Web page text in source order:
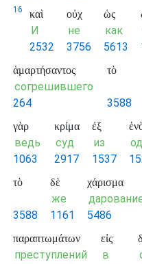
16 καὶ
И
2532
οὐχ
не
3756
ὡς
как
5613
ἁμαρτήσαντος
согрешившего
264
τὸ
3588
γὰρ
ведь
1063
κρίμα
суд
2917
ἐξ
из
1537
τὸ
3588
δὲ
же
1161
χάρισμα
5486
παραπτωμάτων
преступлений
εἰς
в